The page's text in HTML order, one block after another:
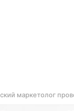
маркетолог